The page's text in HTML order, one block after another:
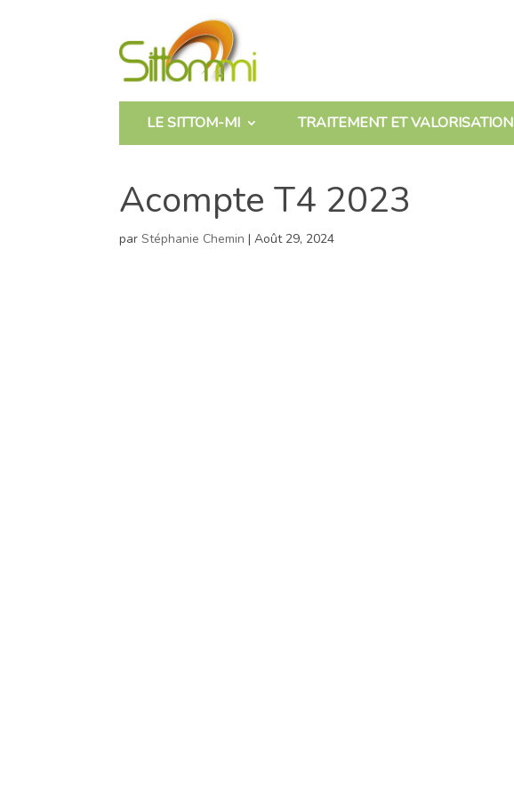
LE SITTOM-MI TRAITEMENT ET VALORISATION
Acompte T4 2023
parStéphanie Chemin |Août 29, 2024